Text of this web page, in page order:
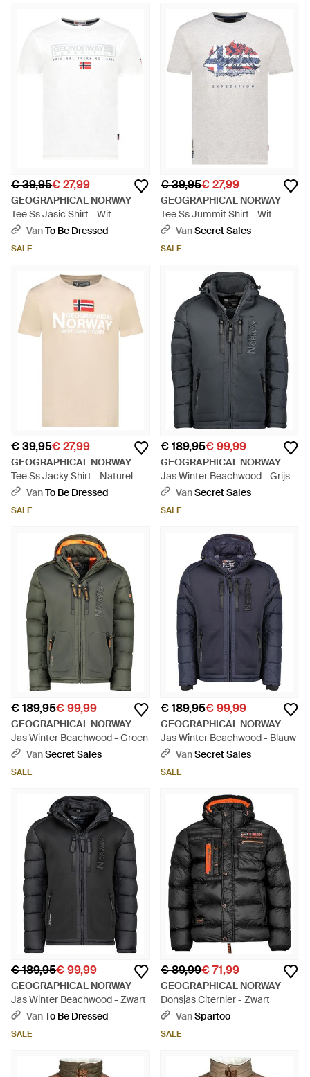
€ 39,95€ 27,99
GEOGRAPHICAL NORWAY
Tee Ss Jasic Shirt - Wit
VanTo Be Dressed
SALE
€ 39,95€ 27,99
GEOGRAPHICAL NORWAY
Tee Ss Jummit Shirt - Wit
VanSecret Sales
SALE
€ 39,95€ 27,99
GEOGRAPHICAL NORWAY
Tee Ss Jacky Shirt - Naturel
VanTo Be Dressed
SALE
€ 189,95€ 99,99
GEOGRAPHICAL NORWAY
Jas Winter Beachwood - Grijs
VanSecret Sales
SALE
€ 189,95€ 99,99
GEOGRAPHICAL NORWAY
Jas Winter Beachwood - Groen
VanSecret Sales
SALE
€ 189,95€ 99,99
GEOGRAPHICAL NORWAY
Jas Winter Beachwood - Blauw
VanSecret Sales
SALE
€ 189,95€ 99,99
GEOGRAPHICAL NORWAY
Jas Winter Beachwood - Zwart
VanTo Be Dressed
SALE
€ 89,99€ 71,99
GEOGRAPHICAL NORWAY
Donsjas Citernier - Zwart
VanSpartoo
SALE